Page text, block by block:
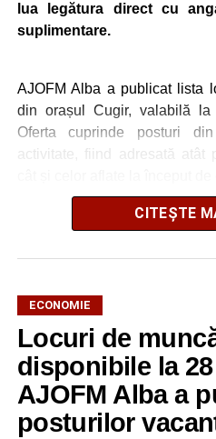
lua legătura direct cu
suplimentare.
AJOFM Alba a publicat lista
din orașul Cugir, valabilă
Oferta cuprinde posturi
activitate, fiind adresată atât
Cei interesați pot
selectândAJOFM Alba, apoi
pot fi obținute direct de la
agenția teritorială de care
căutarea unui loc de muncă.
Lista publicată de
denumirea posturilor
contact ale angajatorilor,
CITEȘTE
ECONOMIE
Locuri de
disponibile la
AJOFM Alba a
posturilor